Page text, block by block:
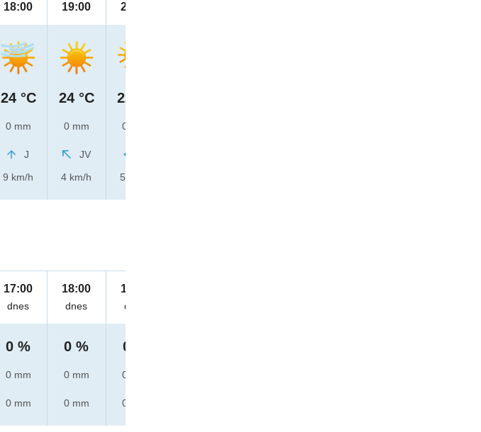
18:00
24 °C
0 mm
J
9 km/h
19:00
24 °C
0 mm
JV
4 km/h
20:00
22 °C
0 mm
5 km/h
17:00
dnes
0 %
0 mm
0 mm
18:00
dnes
0 %
0 mm
0 mm
19:00
dnes
0 %
0 mm
0 mm